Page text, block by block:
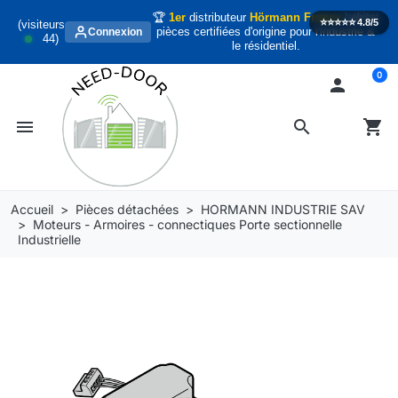
(visiteurs
44)
Connexion
🏆 1erdistributeur Hörmann Francehabitat
pièces certifiées d'origine pour l'industrie &
le résidentiel.
⭐️⭐️⭐️⭐️⭐️4.8/5
search
menu

shopping_cart
0
Accueil Pièces détachées
HORMANN INDUSTRIE SAV
Moteurs - Armoires - connectiques Porte sectionnelle
Industrielle